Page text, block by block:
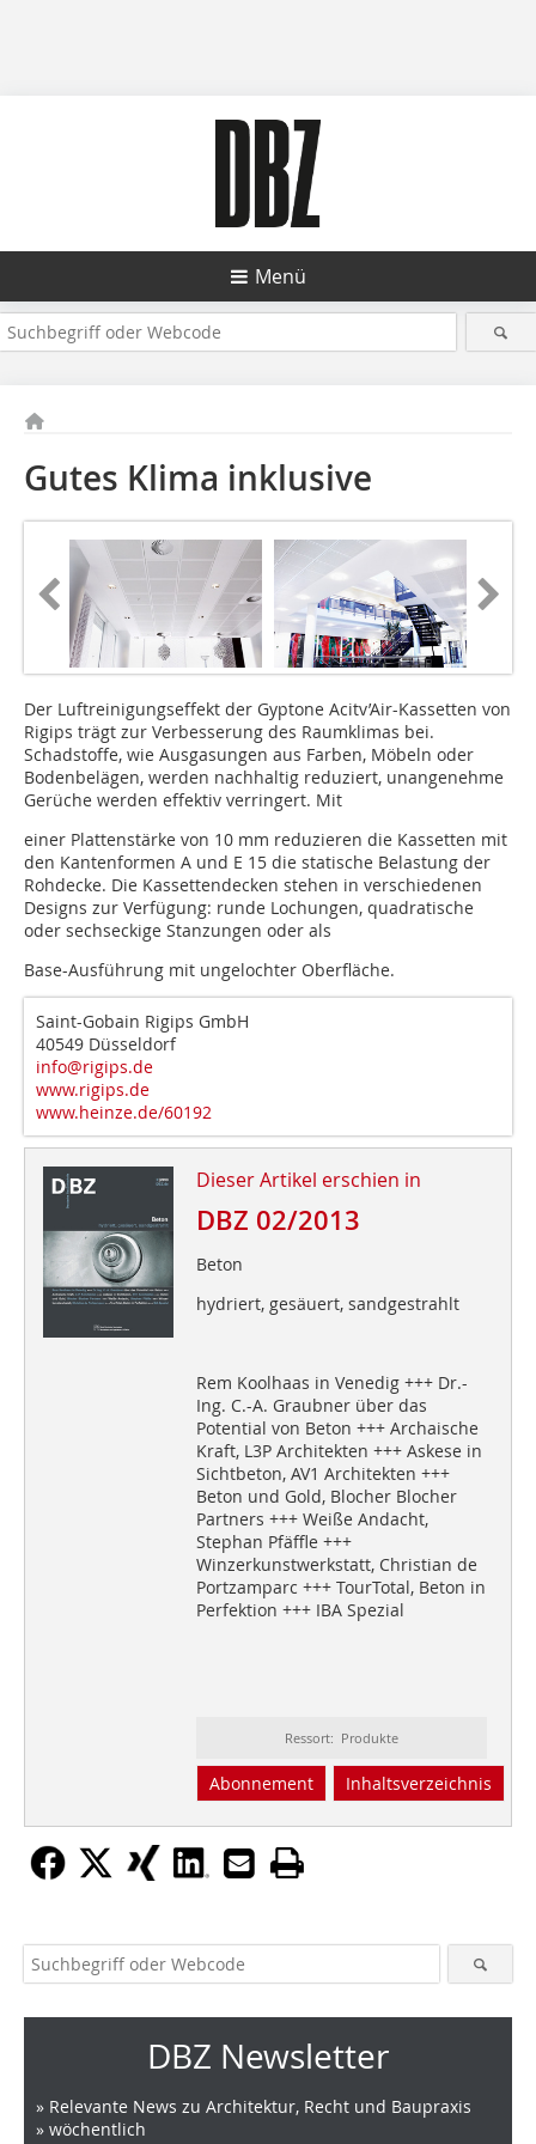
Menü
Gutes Klima inklusive
Der Luftreinigungseffekt der Gyptone Acitv’Air-Kassetten von
Rigips trägt zur Verbesserung des Raumklimas bei.
Schadstoffe, wie Ausgasungen aus Farben, Möbeln oder
Bodenbelägen, werden nachhaltig reduziert, unangenehme
Gerüche werden effektiv verringert. Mit
einer Plattenstärke von 10 mm reduzieren die Kassetten mit
den Kantenformen A und E 15 die statische Belastung der
Rohdecke. Die Kassettendecken stehen in verschiedenen
Designs zur Verfügung: runde Lochungen, quadratische
oder sechseckige Stanzungen oder als
Base-Ausführung mit ungelochter Oberfläche.
Saint-Gobain Rigips GmbH
40549 Düsseldorf
info@rigips.de
www.rigips.de
www.heinze.de/60192
Dieser Artikel erschien in
DBZ 02/2013
Beton
hydriert, gesäuert, sandgestrahlt
Rem Koolhaas in Venedig +++ Dr.-
Ing. C.-A. Graubner über das
Potential von Beton +++ Archaische
Kraft, L3P Architekten +++ Askese in
Sichtbeton, AV1 Architekten +++
Beton und Gold, Blocher Blocher
Partners +++ Weiße Andacht,
Stephan Pfäffle +++
Winzerkunstwerkstatt, Christian de
Portzamparc +++ TourTotal, Beton in
Perfektion +++ IBA Spezial
Ressort: Produkte
Abonnement Inhaltsverzeichnis
DBZ Newsletter
» Relevante News zu Architektur, Recht und Baupraxis
» wöchentlich